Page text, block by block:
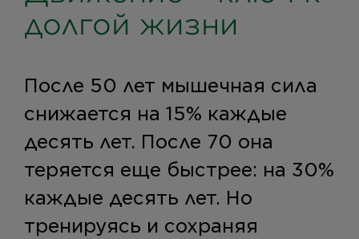
долгой жизни
После 50 лет мышечная сила
снижается на 15% каждые
десять лет. После 70 она
теряется еще быстрее: на 30%
каждые десять лет. Но
тренируясь и сохраняя